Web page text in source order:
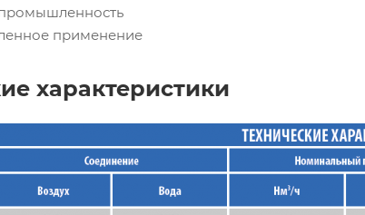
применение
характеристики